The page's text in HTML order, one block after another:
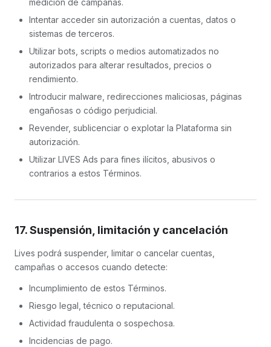
medición de campañas.
Intentar acceder sin autorización a cuentas, datos o
sistemas de terceros.
Utilizar bots, scripts o medios automatizados no
autorizados para alterar resultados, precios o
rendimiento.
Introducir malware, redirecciones maliciosas, páginas
engañosas o código perjudicial.
Revender, sublicenciar o explotar la Plataforma sin
autorización.
Utilizar LIVES Ads para fines ilícitos, abusivos o
contrarios a estos Términos.
17. Suspensión, limitación y cancelación
Lives podrá suspender, limitar o cancelar cuentas,
campañas o accesos cuando detecte:
Incumplimiento de estos Términos.
Riesgo legal, técnico o reputacional.
Actividad fraudulenta o sospechosa.
Incidencias de pago.